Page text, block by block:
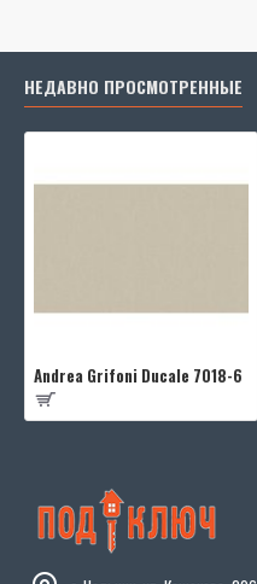
НЕДАВНО ПРОСМОТРЕННЫЕ
Andrea Grifoni Ducale 7018-6